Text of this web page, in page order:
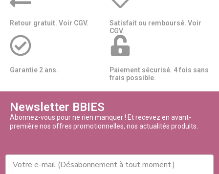
Retour gratuit. Voir CGV.
Satisfait ou remboursé. Voir
CGV.
Garantie 2 ans.
Paiement sécurisé. 4 fois sans
frais possible.
Newsletter BBIES
Abonnez-vous pour ne rien manquer ! Et recevez en avant-
première nos offres promotionnelles, nos actualités produits.